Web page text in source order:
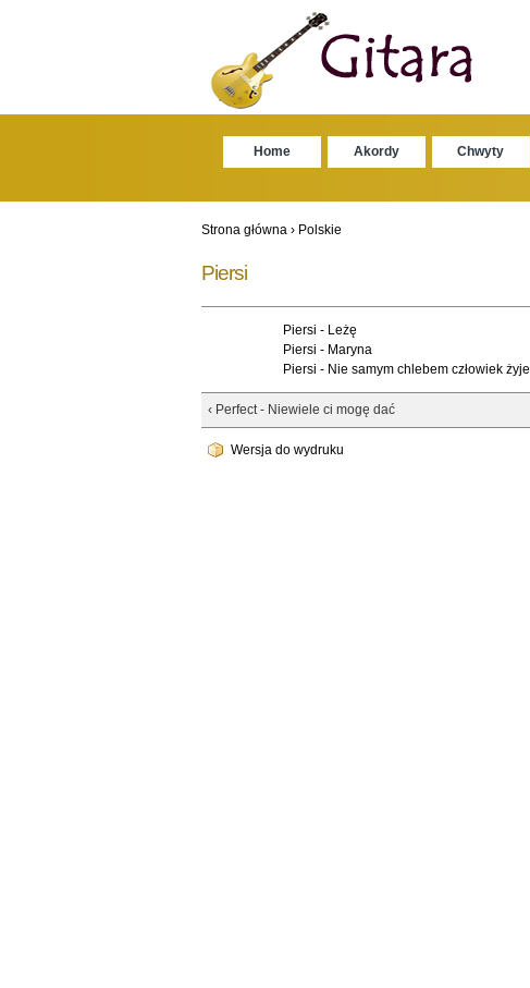
Home Akordy Chwyty
Strona główna› Polskie
Piersi
Piersi - Leżę
Piersi - Maryna
Piersi - Nie samym chlebem człowiek żyje
‹ Perfect - Niewiele ci mogę dać
Wersja do wydruku